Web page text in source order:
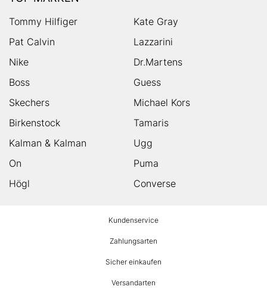
Tommy Hilfiger
Kate Gray
Pat Calvin
Lazzarini
Nike
Dr.Martens
Boss
Guess
Skechers
Michael Kors
Birkenstock
Tamaris
Kalman & Kalman
Ugg
On
Puma
Högl
Converse
Kundenservice
Zahlungsarten
Sicher einkaufen
Versandarten